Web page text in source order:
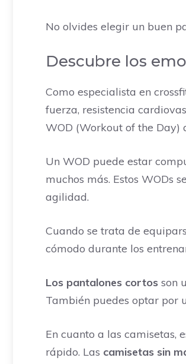
No olvides elegir un buen
Descubre los
Como especialista en
fuerza, resistencia
WOD (Workout of the Day)
Un WOD puede estar
muchos más. Estos WODs
agilidad.
Cuando se trata de
cómodo durante los
Los pantalones cortos son
También puedes optar por
En cuanto a las camisetas,
rápido. Las camisetas sin